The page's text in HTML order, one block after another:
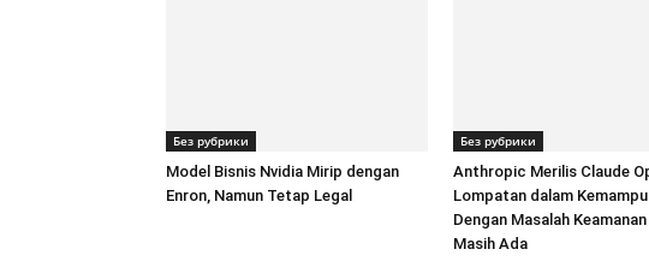
Без рубрики
Model Bisnis Nvidia Mirip dengan
Enron, Namun Tetap Legal
Без рубрики
Anthropic Merilis Claude
Lompatan dalam
Dengan Masalah
Masih Ada